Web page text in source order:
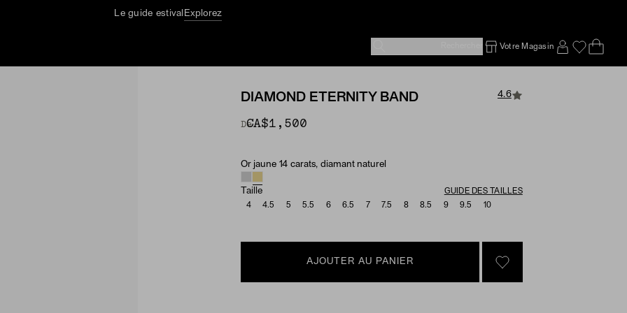
Le guide estival Explorez
Votre Magasin
DIAMOND ETERNITY BAND 4.6
DeCA$1,500
Material & Stone Options
Or jaune 14 carats, diamant naturel
Taille GUIDE DES TAILLES
4 4.5 5 5.5 6 6.5 7 7.5 8 8.5 9 9.5 10
AJOUTER AU PANIER
SIGN IN TO GO TO